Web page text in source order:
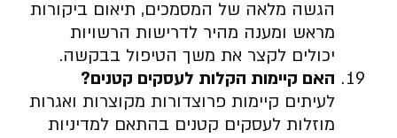
הגשה מלאה של המסמכים, תיאום ביקורות
מראש ומענה מהיר לדרישות הרשויות
יכולים לקצר את משך הטיפול בבקשה.
האם קיימות הקלות לעסקים קטנים?
לעיתים קיימות פרוצדורות מקוצרות ואגרות
מוזלות לעסקים קטנים בהתאם למדיניות